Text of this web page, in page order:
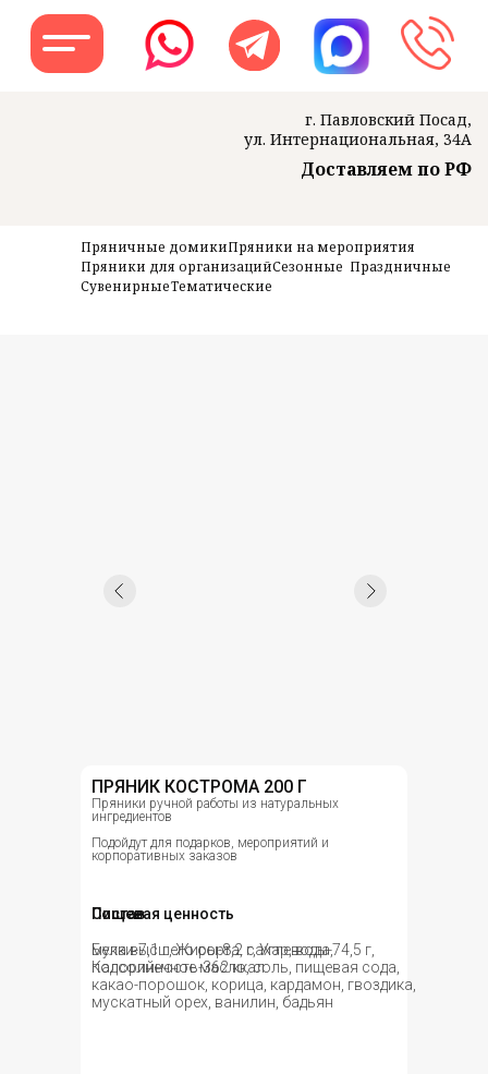
Заказать
Доставляем по РФ
Пряничные домикиПряники на мероприятия
Пряники для организацийСезонные Праздничные
СувенирныеТематические
ПРЯНИК КОСТРОМА 200 Г
Пряники ручной работы из натуральных
ингредиентов
Подойдут для подарков, мероприятий и
корпоративных заказов
мука высшего сорта, сахар, вода,
подсолнечное масло, соль, пищевая сода,
какао-порошок, корица, кардамон, гвоздика,
мускатный орех, ванилин, бадьян
Состав
Пищевая ценность
Белки-7,1 г, Жиры-8,2 г, Углеводы-74,5 г,
Калорийность-362 ккал